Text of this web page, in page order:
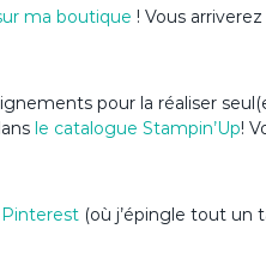
ma boutique ! Vous
pour la réaliser
le catalogue Stampin’Up!
Pinterest (où j’épingle tout un